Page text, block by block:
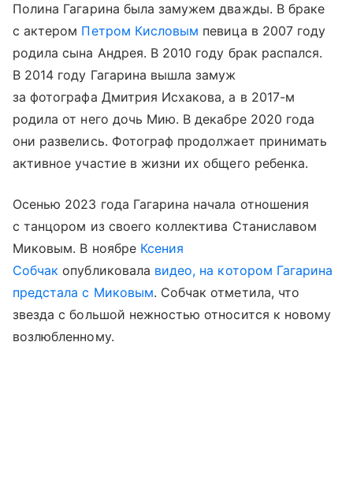
Полина Гагарина была замужем дважды. В браке
с актером Петром Кисловым певица в 2007 году
родила сына Андрея. В 2010 году брак распался.
В 2014 году Гагарина вышла замуж
за фотографа Дмитрия Исхакова, а в 2017-м
родила от него дочь Мию. В декабре 2020 года
они развелись. Фотограф продолжает принимать
активное участие в жизни их общего ребенка.
Осенью 2023 года Гагарина начала отношения
с танцором из своего коллектива Станиславом
Миковым. В ноябре Ксения
Собчак опубликовала видео, на котором Гагарина
предстала с Миковым. Собчак отметила, что
звезда с большой нежностью относится к новому
возлюбленному.